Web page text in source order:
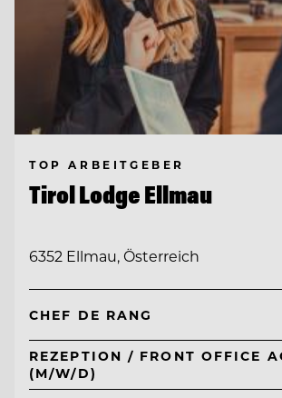
TOP ARBEITGEBER
Tirol Lodge Ellmau
6352 Ellmau, Österreich
CHEF DE RANG
REZEPTION / FRONT OFFICE
(M/W/D)